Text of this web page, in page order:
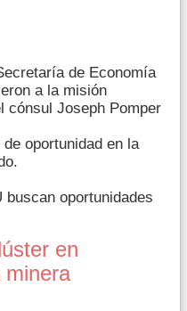
de Economía
a la misión
cónsul Joseph Pomper
oportunidad en la
buscan oportunidades
en
minera